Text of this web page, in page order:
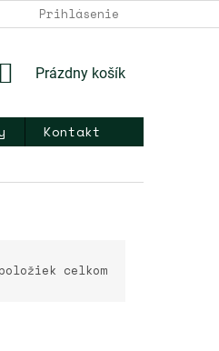
NAPÍŠTE NÁM KONTAKT
Prihlásenie
NÁKUPNÝ
Prázdny košík
Kontakt
položiek celkom